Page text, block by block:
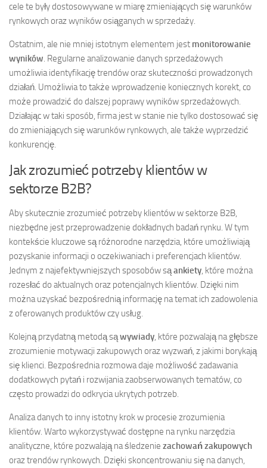
cele te były dostosowywane w miarę zmieniających się warunków
rynkowych oraz wyników osiąganych w sprzedaży.
Ostatnim, ale nie mniej istotnym elementem jest monitorowanie
wyników. Regularne analizowanie danych sprzedażowych
umożliwia identyfikację trendów oraz skuteczności prowadzonych
działań. Umożliwia to także wprowadzenie koniecznych korekt, co
może prowadzić do dalszej poprawy wyników sprzedażowych.
Działając w taki sposób, firma jest w stanie nie tylko dostosować się
do zmieniających się warunków rynkowych, ale także wyprzedzić
konkurencję.
Jak zrozumieć potrzeby klientów w
sektorze B2B?
Aby skutecznie zrozumieć potrzeby klientów w sektorze B2B,
niezbędne jest przeprowadzenie dokładnych badań rynku. W tym
kontekście kluczowe są różnorodne narzędzia, które umożliwiają
pozyskanie informacji o oczekiwaniach i preferencjach klientów.
Jednym z najefektywniejszych sposobów sąankiety, które można
rozesłać do aktualnych oraz potencjalnych klientów. Dzięki nim
można uzyskać bezpośrednią informację na temat ich zadowolenia
z oferowanych produktów czy usług.
Kolejną przydatną metodą sąwywiady, które pozwalają na głębsze
zrozumienie motywacji zakupowych oraz wyzwań, z jakimi borykają
się klienci. Bezpośrednia rozmowa daje możliwość zadawania
dodatkowych pytań i rozwijania zaobserwowanych tematów, co
często prowadzi do odkrycia ukrytych potrzeb.
Analiza danych to inny istotny krok w procesie zrozumienia
klientów. Warto wykorzystywać dostępne na rynku narzędzia
analityczne, które pozwalają na śledzenie zachowań zakupowych
oraz trendów rynkowych. Dzięki skoncentrowaniu się na danych,